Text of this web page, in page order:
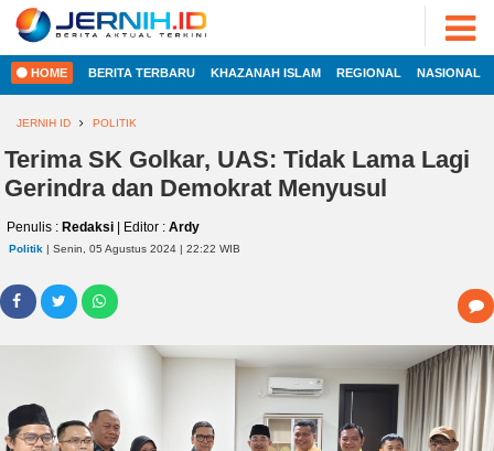
HOME
REGIONAL
NASIONAL
INTERNASIONAL
EKOBIS
ADVERTORIAL
FOTO
VIDEO
PESONA
JAMBI
PESONA
PESONA
CAKRAWALA
LIFESTYLE
ENTREPRENEURSHIP
2022
JERNIH.ID
•
Developed
HOME BERITA TERBARU KHAZANAH ISLAM REGIONAL NASIONAL
JERNIH ID POLITIK
Terima SK Golkar, UAS: Tidak Lama Lagi
Gerindra dan Demokrat Menyusul
Penulis : Redaksi | Editor : Ardy
Politik | Senin, 05 Agustus 2024 | 22:22 WIB